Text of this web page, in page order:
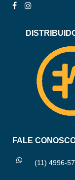
FALE
(11) 4996-